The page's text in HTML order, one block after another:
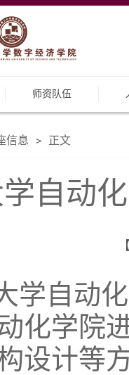
师资队伍
信息 > 正文
自动
学自动
化学院
设计等